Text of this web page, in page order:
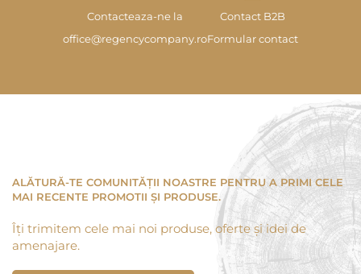
Contacteaza-ne la
office@regencycompany.ro
Contact B2B
Formular contact
ALĂTURĂ-TE COMUNITĂȚII NOASTRE PENTRU A PRIMI CELE
MAI RECENTE PROMOTII ȘI PRODUSE.
Îți trimitem cele mai noi produse, oferte și idei de
amenajare.